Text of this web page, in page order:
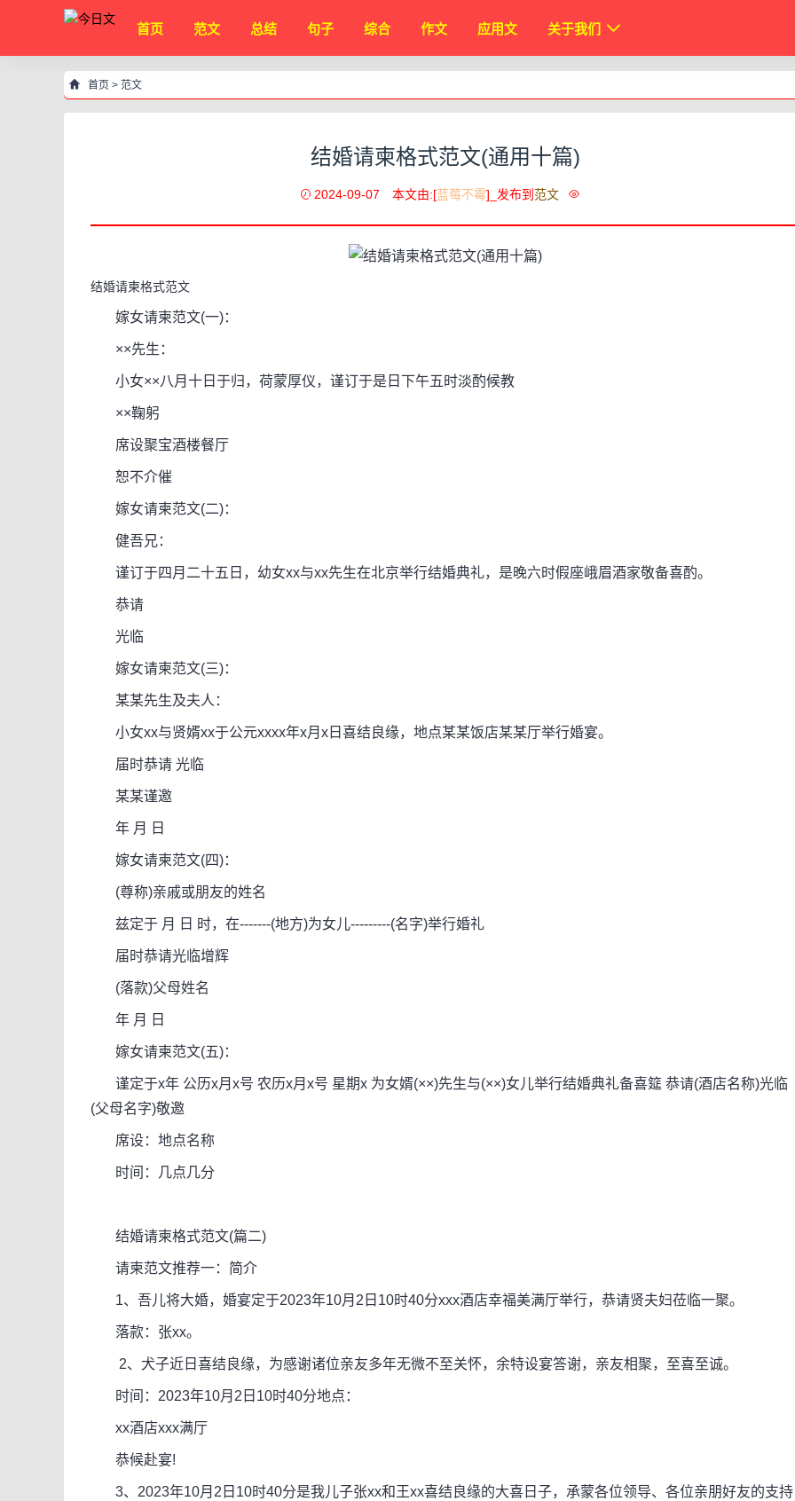
首页 范文 总结 句子 综合 作文 应用文 关于我们
首页 > 范文
结婚请柬格式范文(通用十篇)
2024-09-07 本文由:[蓝莓不霉]_发布到 范文
结婚请柬格式范文
嫁女请柬范文(一)：
××先生：
小女××八月十日于归，荷蒙厚仪，谨订于是日下午五时淡酌候教
××鞠躬
席设聚宝酒楼餐厅
恕不介催
嫁女请柬范文(二)：
健吾兄：
谨订于四月二十五日，幼女xx与xx先生在北京举行结婚典礼，是晚六时假座峨眉酒家敬备喜酌。
恭请
光临
嫁女请柬范文(三)：
某某先生及夫人：
小女xx与贤婿xx于公元xxxx年x月x日喜结良缘，地点某某饭店某某厅举行婚宴。
届时恭请 光临
某某谨邀
年 月 日
嫁女请柬范文(四)：
(尊称)亲戚或朋友的姓名
兹定于 月 日 时，在-------(地方)为女儿---------(名字)举行婚礼
届时恭请光临增辉
(落款)父母姓名
年 月 日
嫁女请柬范文(五)：
谨定于x年 公历x月x号 农历x月x号 星期x 为女婿(××)先生与(××)女儿举行结婚典礼备喜筵 恭请(酒店名称)光临
(父母名字)敬邀
席设：地点名称
时间：几点几分
结婚请柬格式范文(篇二)
请柬范文推荐一：简介
1、吾儿将大婚，婚宴定于2023年10月2日10时40分xxx酒店幸福美满厅举行，恭请贤夫妇莅临一聚。
落款：张xx。
2、犬子近日喜结良缘，为感谢诸位亲友多年无微不至关怀，余特设宴答谢，亲友相聚，至喜至诚。
时间：2023年10月2日10时40分地点：
xx酒店xxx满厅
恭候赴宴!
3、2023年10月2日10时40分是我儿子张xx和王xx喜结良缘的大喜日子，承蒙各位领导、各位亲朋好友的支持